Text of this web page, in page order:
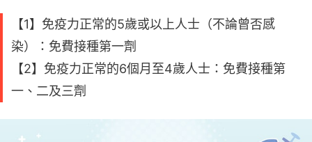
【1】免疫力正常的5歲或以上人士（不論曾否感
染）：免費接種第一劑
【2】免疫力正常的6個月至4歲人士：免費接種第
一、二及三劑